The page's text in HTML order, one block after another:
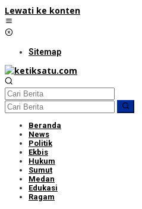
Lewati ke konten
Sitemap
Beranda
News
Politik
Ekbis
Hukum
Sumut
Medan
Edukasi
Ragam